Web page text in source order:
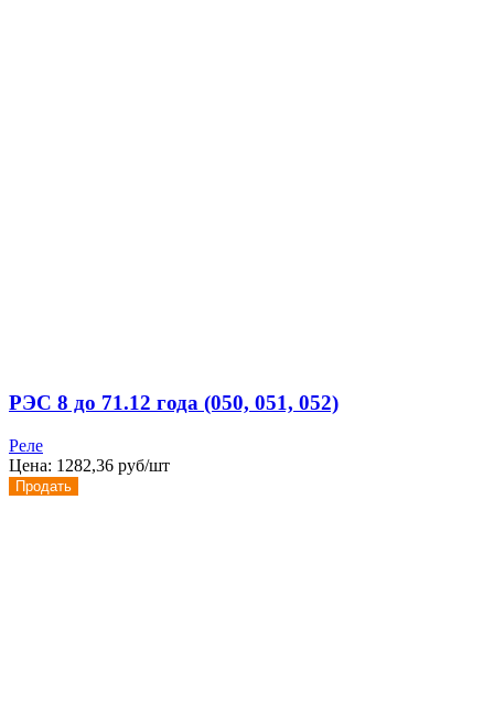
РЭС 8 до 71.12 года (050, 051, 052)
Реле
Цена: 1282,36 руб/шт
Продать